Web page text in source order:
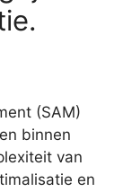
(SAM)
binnen
van
en